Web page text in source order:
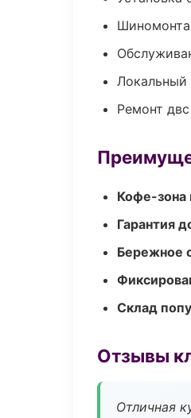
Локальный
Ремонт
Кофе-зона
Гарантия
Бережное
Склад
Отзывы
Отличная